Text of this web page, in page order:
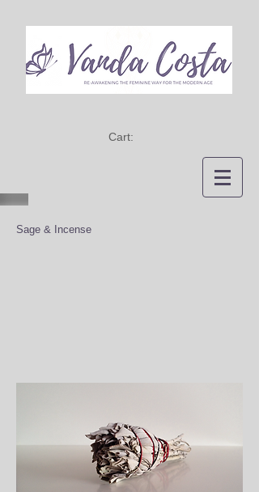
Cart:
Sage & Incense